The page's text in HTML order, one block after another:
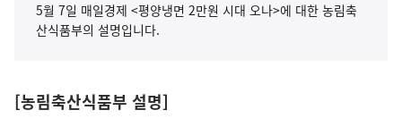
5월 7일 매일경제 <평양냉면 2만원 시대 오나>에 대한 농림축
산식품부의 설명입니다.
[농림축산식품부 설명]